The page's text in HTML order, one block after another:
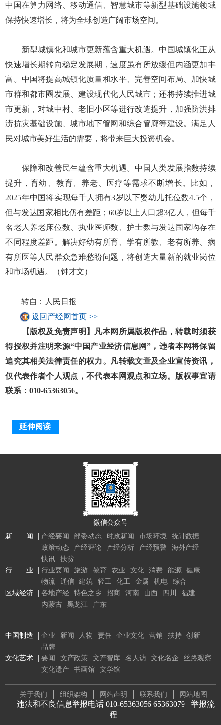
中国在算力网络、移动通信、智慧城市等新型基础设施领域
保持快速增长，将为全球创造广阔市场空间。
新型城镇化和城市更新蕴含重大机遇。中国城镇化正从
快速增长期转向稳定发展期，速度虽有所放缓但内涵更加丰
富。中国将提高城镇化质量和水平、完善空间布局、加快城
市群和都市圈发展、建设现代化人民城市；还将持续推进城
市更新，对城中村、老旧小区等进行改造提升，加强防洪排
涝抗灾基础设施、城市地下管网和综合管廊等建设。满足人
民对城市美好生活的需要，将带来巨大投资机会。
保障和改善民生蕴含重大机遇。中国人类发展指数持续
提升，育幼、教育、养老、医疗等需求不断增长。比如，
2025年中国将实现每千人拥有3岁以下婴幼儿托位数4.5个，
但与发达国家相比仍有差距；60岁以上人口超3亿人，但每千
名老人养老床位数、执业医师数、护士数与发达国家均存在
不同程度差距。解决好幼有所育、学有所教、老有所养、病
有所医等人民群众急难愁盼问题，将创造大量新的就业岗位
和市场机遇。（钟才文）
转自：人民日报
返回产经网首页 >>
【版权及免责声明】凡本网所属版权作品，转载时须获
得授权并注明来源“中国产业经济信息网”，违者本网将保留
追究其相关法律责任的权力。凡转载文章及企业宣传资讯，
仅代表作者个人观点，不代表本网观点和立场。版权事宜请
联系：010-65363056。
延伸阅读
微信公众号
新 闻
产经要闻 部委动态 时政新闻 市场环境
统计数据
政策动态
产经评论 产经分析 产经预警
海外产经
快讯
扶贫
行 业
行业要闻 旅游 教育 农业 文化 消费 能源
健康
物流
通信 建筑 轻工 化工 金属 机电
综合
区域经济
各地产经 特色之乡 招商 河南 山西 四川
福建
内蒙古
黑龙江 广东
中国制造 企业 新闻 人物 责任 企业文化 营销 扶持
创新
品牌
文化艺术
要闻 文产政策 文产智库 名人访 文化名企
丝路观察
文化遗产
书画馆 文学馆
关于我们 组织架构 网站声明 联系我们 网站地图
违法和不良信息举报电话 010-65363056 65363079 举报流
程